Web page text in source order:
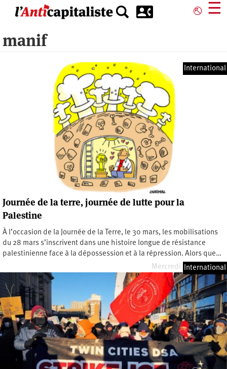
principal
⎋ ☰
manif
International
Journée de la terre, journée de lutte pour la
Palestine
À l’occasion de la Journée de la Terre, le 30 mars, les mobilisations
du 28 mars s’inscrivent dans une histoire longue de résistance
palestinienne face à la dépossession et à la répression. Alors que…
Mercredi 25 mars 2026
International